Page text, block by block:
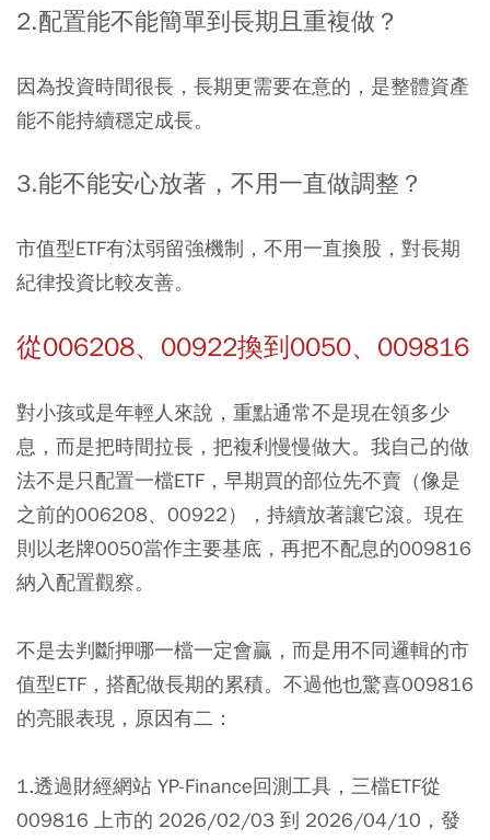
2.配置能不能簡單到長期且重複做？
因為投資時間很長，長期更需要在意的，是整體資產
能不能持續穩定成長。
3.能不能安心放著，不用一直做調整？
市值型ETF有汰弱留強機制，不用一直換股，對長期
紀律投資比較友善。
從006208、00922換到0050、009816
對小孩或是年輕人來說，重點通常不是現在領多少
息，而是把時間拉長，把複利慢慢做大。我自己的做
法不是只配置一檔ETF，早期買的部位先不賣（像是
之前的006208、00922），持續放著讓它滾。現在
則以老牌0050當作主要基底，再把不配息的009816
納入配置觀察。
不是去判斷押哪一檔一定會贏，而是用不同邏輯的市
值型ETF，搭配做長期的累積。不過他也驚喜009816
的亮眼表現，原因有二：
1.透過財經網站 YP-Finance回測工具，三檔ETF從
009816 上市的 2026/02/03 到 2026/04/10，發